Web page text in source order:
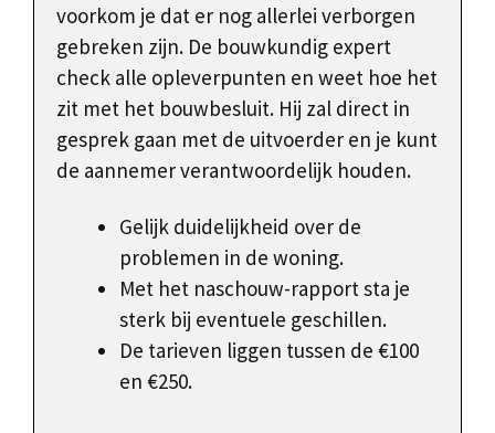
voorkom je dat er nog allerlei verborgen
gebreken zijn. De bouwkundig expert
check alle opleverpunten en weet hoe het
zit met het bouwbesluit. Hij zal direct in
gesprek gaan met de uitvoerder en je kunt
de aannemer verantwoordelijk houden.
Gelijk duidelijkheid over de
problemen in de woning.
Met het naschouw-rapport sta je
sterk bij eventuele geschillen.
De tarieven liggen tussen de €100
en €250.